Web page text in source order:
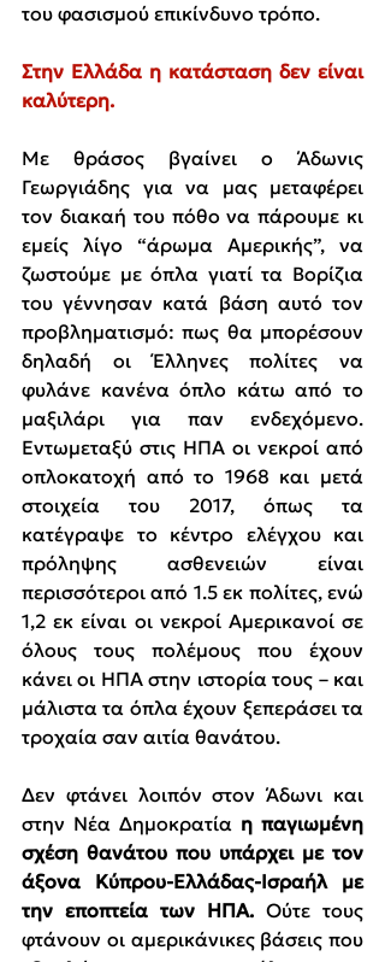
του φασισμού επικίνδυνο τρόπο.
Στην Ελλάδα η κατάσταση δεν είναι
καλύτερη.
Με θράσος βγαίνει ο Άδωνις
Γεωργιάδης για να μας μεταφέρει
τον διακαή του πόθο να πάρουμε κι
εμείς λίγο “άρωμα Αμερικής”, να
ζωστούμε με όπλα γιατί τα Βορίζια
του γέννησαν κατά βάση αυτό τον
προβληματισμό: πως θα μπορέσουν
δηλαδή οι Έλληνες πολίτες να
φυλάνε κανένα όπλο κάτω από το
μαξιλάρι για παν ενδεχόμενο.
Εντωμεταξύ στις ΗΠΑ οι νεκροί από
οπλοκατοχή από το 1968 και μετά
στοιχεία του 2017, όπως τα
κατέγραψε το κέντρο ελέγχου και
πρόληψης ασθενειών είναι
περισσότεροι από 1.5 εκ πολίτες, ενώ
1,2 εκ είναι οι νεκροί Αμερικανοί σε
όλους τους πολέμους που έχουν
κάνει οι ΗΠΑ στην ιστορία τους – και
μάλιστα τα όπλα έχουν ξεπεράσει τα
τροχαία σαν αιτία θανάτου.
Δεν φτάνει λοιπόν στον Άδωνι και
στην Νέα Δημοκρατία η παγιωμένη
σχέση θανάτου που υπάρχει με τον
άξονα Κύπρου-Ελλάδας-Ισραήλ με
την εποπτεία των ΗΠΑ. Ούτε τους
φτάνουν οι αμερικάνικες βάσεις που